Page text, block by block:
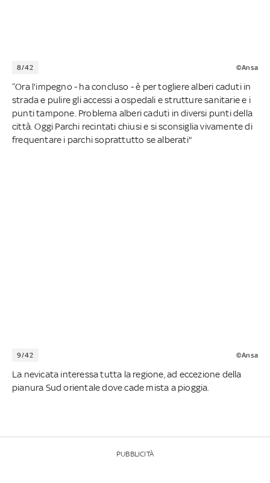
8/42 ©Ansa
“Ora l'impegno - ha concluso - è per togliere alberi caduti in
strada e pulire gli accessi a ospedali e strutture sanitarie e i
punti tampone. Problema alberi caduti in diversi punti della
città. Oggi Parchi recintati chiusi e si sconsiglia vivamente di
frequentare i parchi soprattutto se alberati"
9/42 ©Ansa
La nevicata interessa tutta la regione, ad eccezione della
pianura Sud orientale dove cade mista a pioggia.
PUBBLICITÀ